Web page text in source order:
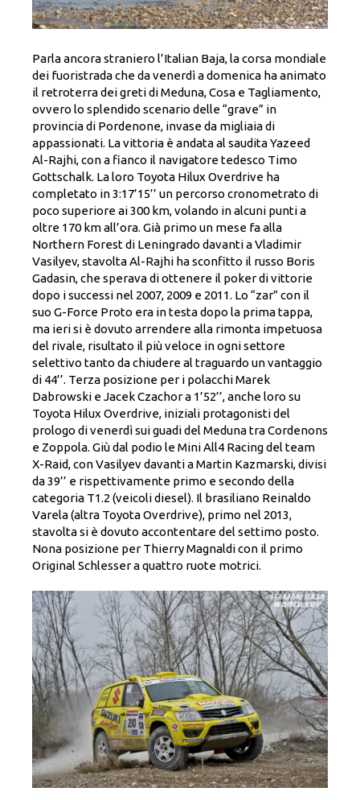
Parla ancora straniero l’Italian Baja, la corsa mondiale
dei fuoristrada che da venerdì a domenica ha animato
il retroterra dei greti di Meduna, Cosa e Tagliamento,
ovvero lo splendido scenario delle “grave” in
provincia di Pordenone, invase da migliaia di
appassionati. La vittoria è andata al saudita Yazeed
Al-Rajhi, con a fianco il navigatore tedesco Timo
Gottschalk. La loro Toyota Hilux Overdrive ha
completato in 3:17’15’’ un percorso cronometrato di
poco superiore ai 300 km, volando in alcuni punti a
oltre 170 km all’ora. Già primo un mese fa alla
Northern Forest di Leningrado davanti a Vladimir
Vasilyev, stavolta Al-Rajhi ha sconfitto il russo Boris
Gadasin, che sperava di ottenere il poker di vittorie
dopo i successi nel 2007, 2009 e 2011. Lo “zar” con il
suo G-Force Proto era in testa dopo la prima tappa,
ma ieri si è dovuto arrendere alla rimonta impetuosa
del rivale, risultato il più veloce in ogni settore
selettivo tanto da chiudere al traguardo un vantaggio
di 44’’. Terza posizione per i polacchi Marek
Dabrowski e Jacek Czachor a 1’52’’, anche loro su
Toyota Hilux Overdrive, iniziali protagonisti del
prologo di venerdì sui guadi del Meduna tra Cordenons
e Zoppola. Giù dal podio le Mini All4 Racing del team
X-Raid, con Vasilyev davanti a Martin Kazmarski, divisi
da 39’’ e rispettivamente primo e secondo della
categoria T1.2 (veicoli diesel). Il brasiliano Reinaldo
Varela (altra Toyota Overdrive), primo nel 2013,
stavolta si è dovuto accontentare del settimo posto.
Nona posizione per Thierry Magnaldi con il primo
Original Schlesser a quattro ruote motrici.